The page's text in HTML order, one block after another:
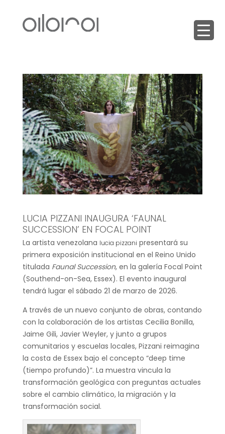
LUCIA PIZZANI INAUGURA ‘FAUNAL
SUCCESSION’ EN FOCAL POINT
La artista venezolana lucia pizzani presentará su
primera exposición institucional en el Reino Unido
titulada Faunal Succession, en la galería Focal Point
(Southend-on-Sea, Essex). El evento inaugural
tendrá lugar el sábado 21 de marzo de 2026.
A través de un nuevo conjunto de obras, contando
con la colaboración de los artistas Cecilia Bonilla,
Jaime Gili, Javier Weyler, y junto a grupos
comunitarios y escuelas locales, Pizzani reimagina
la costa de Essex bajo el concepto “deep time
(tiempo profundo)”. La muestra vincula la
transformación geológica con preguntas actuales
sobre el cambio climático, la migración y la
transformación social.